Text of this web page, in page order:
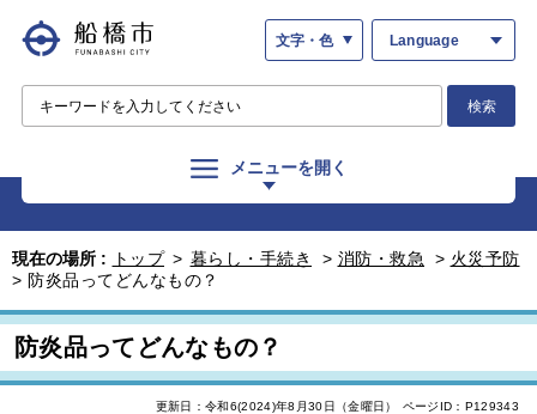
文字・色 Language
検索
メニューを開く
現在の場所 : トップ > 暮らし・手続き > 消防・救急 > 火災予防
> 防炎品ってどんなもの？
防炎品ってどんなもの？
更新日：令和6(2024)年8月30日（金曜日） ページID：P129343